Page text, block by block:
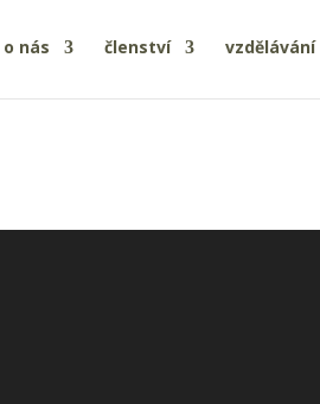
o nás členství vzdělávání